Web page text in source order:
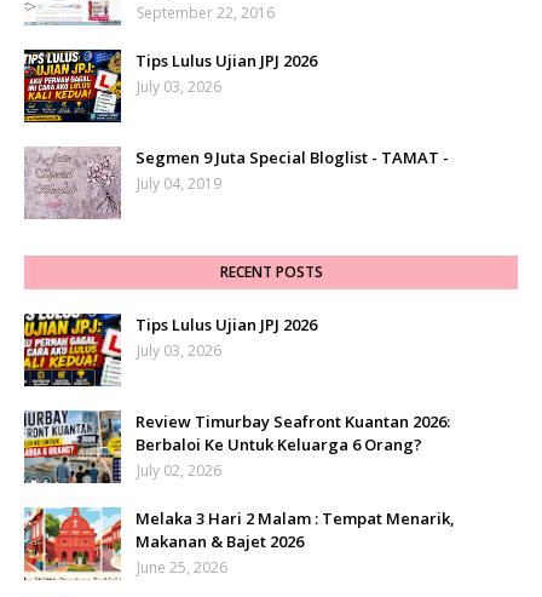
September 22, 2016
Tips Lulus Ujian JPJ 2026
July 03, 2026
Segmen 9 Juta Special Bloglist - TAMAT -
July 04, 2019
RECENT POSTS
Tips Lulus Ujian JPJ 2026
July 03, 2026
Review Timurbay Seafront Kuantan 2026:
Berbaloi Ke Untuk Keluarga 6 Orang?
July 02, 2026
Melaka 3 Hari 2 Malam : Tempat Menarik,
Makanan & Bajet 2026
June 25, 2026